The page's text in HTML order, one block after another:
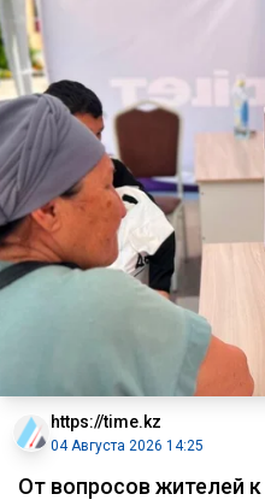
https://time.kz
04 Августа 2026 14:25
От вопросов жителей к